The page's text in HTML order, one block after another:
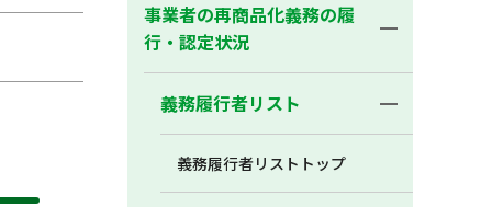
事業者の再商品化義務の履
行・認定状況
義務履行者リスト
義務履行者リストトップ